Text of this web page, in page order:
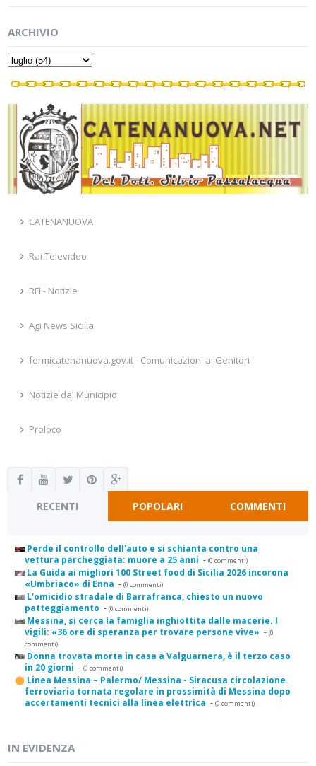
ARCHIVIO
CATENANUOVA
Rai Televideo
RFI - Notizie
Agi News Sicilia
fermicatenanuova.gov.it - Comunicazioni ai Genitori
Notizie dal Municipio
Proloco
RECENTI POPOLARI COMMENTI
Perde il controllo dell'auto e si schianta contro una
vettura parcheggiata: muore a 25 anni - (0 commenti)
La Guida ai migliori 100 Street food di Sicilia 2026 incorona
«Umbriaco» di Enna - (0 commenti)
L'omicidio stradale di Barrafranca, chiesto un nuovo
patteggiamento - (0 commenti)
Messina, si cerca la famiglia inghiottita dalle macerie. I
vigili: «36 ore di speranza per trovare persone vive» - (0
commenti)
Donna trovata morta in casa a Valguarnera, è il terzo caso
in 20 giorni - (0 commenti)
Linea Messina – Palermo/ Messina - Siracusa circolazione
ferroviaria tornata regolare in prossimità di Messina dopo
accertamenti tecnici alla linea elettrica - (0 commenti)
IN EVIDENZA